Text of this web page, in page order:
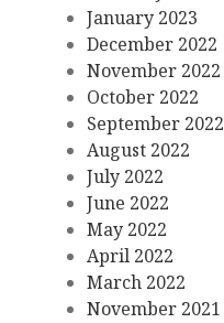
January 2023
December 2022
November 2022
October 2022
September 2022
August 2022
July 2022
June 2022
May 2022
April 2022
March 2022
November 2021